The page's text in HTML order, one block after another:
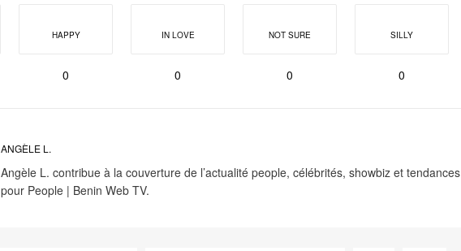
HAPPY
0
IN LOVE
0
NOT SURE
0
SILLY
0
ANGÈLE L.
Angèle L. contribue à la couverture de l’actualité people, célébrités, showbiz et tendances
pour People | Benin Web TV.